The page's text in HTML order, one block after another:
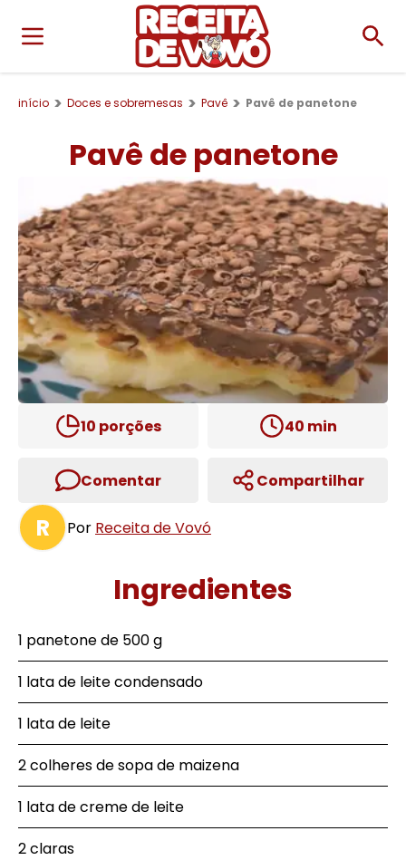
início Doces e sobremesas Pavê Pavê de panetone
Pavê de panetone
10 porções 40 min
Comentar Compartilhar
R Por Receita de Vovó
Ingredientes
1 panetone de 500 g
1 lata de leite condensado
1 lata de leite
2 colheres de sopa de maizena
1 lata de creme de leite
2 claras